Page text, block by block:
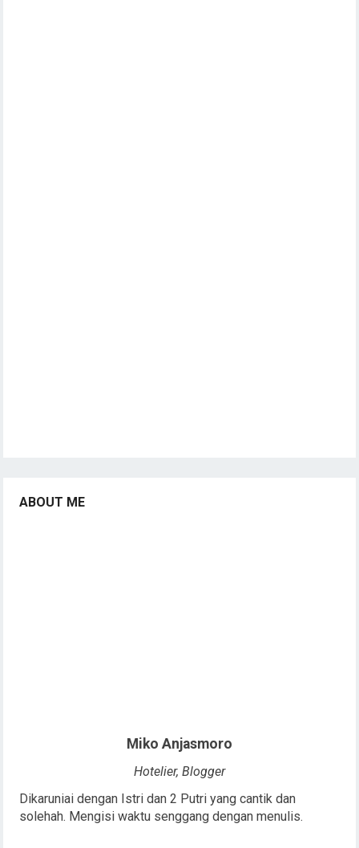
ABOUT ME
Miko Anjasmoro
Hotelier, Blogger
Dikaruniai dengan Istri dan 2 Putri yang cantik dan
solehah. Mengisi waktu senggang dengan menulis.